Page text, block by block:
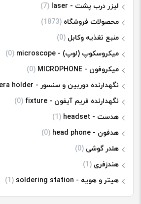
لیزر درب پشت - laser
(7)
محصولات فروشگاه (1873)
منبع تغذیه وکابل (0)
میکروسکوپ (لوپ) - microscope
(0)
میکروفون - MICROPHONE
(0)
نگهدارنده دوربین و سنسور - camera holder
نگهدارنده فریم آیفون - fixture
(0)
هدست - headset
(1)
هدفون - head phone
(0)
هلدر گوشی (0)
هندزفری (1)
هیتر و هویه - soldering station
(1)